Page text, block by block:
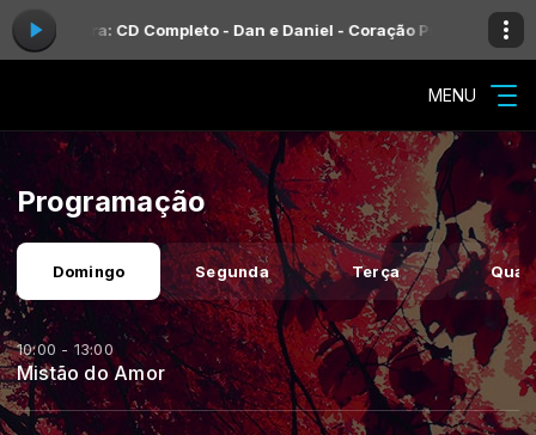
agora: CD Completo - Dan e Daniel - Coração Pra Deus Amor
MENU
Programação
Domingo Segunda Terça
10:00 - 13:00
Mistão do Amor